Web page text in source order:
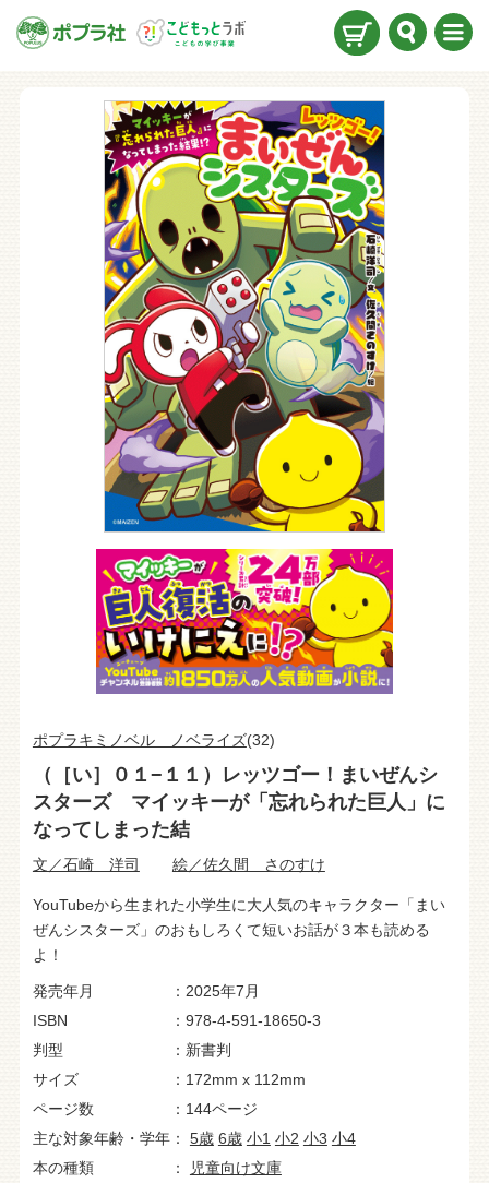
ポプラキミノベル ノベライズ(32)
（［い］０１−１１）レッツゴー！まいぜんシ
スターズ マイッキーが「忘れられた巨人」に
なってしまった結
文／石崎 洋司 絵／佐久間 さのすけ
YouTubeから生まれた小学生に大人気のキャラクター「まい
ぜんシスターズ」のおもしろくて短いお話が３本も読める
よ！
発売年月
2025年7月
ISBN
978-4-591-18650-3
判型
新書判
サイズ
172mm x 112mm
ページ数
144ページ
主な対象年齢・学年
5歳 6歳 小1 小2 小3 小4
本の種類
児童向け文庫